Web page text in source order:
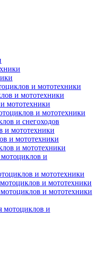
и мототехники
и мототехники
мототехники
и мототехники
и снегоходов
и мототехники
и мототехники
и мототехники
и
и мототехники
и мототехники
и мототехники
мотоциклов и